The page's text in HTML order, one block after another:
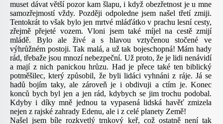
muset dávat větší pozor kam šlapu, i když obezřetnost je u mne
samozřejmostí vždy. Později odpoledne jsem našel třetí zmiji.
Tentokrát to však bylo jen mrtvé mláďátko v prachu lesní cesty,
zřejmě přejeté vozem. Vloni jsem také míjel na cestě zmijí
mládě. Bylo ale živé a s hlavou vztyčenou stočené ve
výhrůžném postoji. Tak malá, a už tak bojeschopná! Mám hady
rád, třebaže jsou mnozí nebezpeční. Už proto, že je lidi nenávidí
a mají z nich panickou hrůzu. Had je přece také ten biblický
potměšilec, který způsobil, že byli lidáci vyhnáni z ráje. Já se
hadů bojím taky, ale zároveň je i obdivuji a ctím je. Konec
konců bych byl jen a jen rád, kdybych se jim trochu podobal.
Kdyby i díky mně jednou ta vypasená lidská havěť zmizela
nejen z rajské zahrady Edenu, ale i z celé planety Země!
Našel jsem bíle rozkvetlý trnkový keř, což ostatně není tak